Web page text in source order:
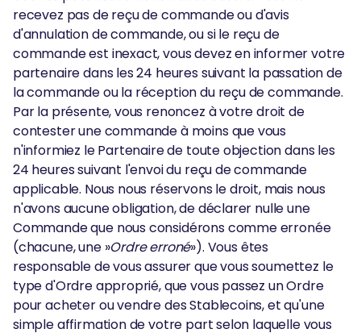
recevez pas de reçu de commande ou d'avis
d'annulation de commande, ou si le reçu de
commande est inexact, vous devez en informer votre
partenaire dans les 24 heures suivant la passation de
la commande ou la réception du reçu de commande.
Par la présente, vous renoncez à votre droit de
contester une commande à moins que vous
n'informiez le Partenaire de toute objection dans les
24 heures suivant l'envoi du reçu de commande
applicable. Nous nous réservons le droit, mais nous
n'avons aucune obligation, de déclarer nulle une
Commande que nous considérons comme erronée
(chacune, une »Ordre erroné»). Vous êtes
responsable de vous assurer que vous soumettez le
type d'Ordre approprié, que vous passez un Ordre
pour acheter ou vendre des Stablecoins, et qu'une
simple affirmation de votre part selon laquelle vous